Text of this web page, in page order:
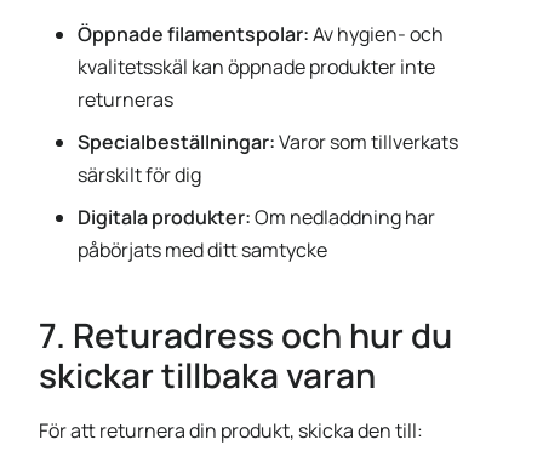
Öppnade filamentspolar:Av hygien- och
kvalitetsskäl kan öppnade produkter inte
returneras
Specialbeställningar:Varor som tillverkats
särskilt för dig
Digitala produkter:Om nedladdning har
påbörjats med ditt samtycke
7. Returadress och hur du
skickar tillbaka varan
För att returnera din produkt, skicka den till: